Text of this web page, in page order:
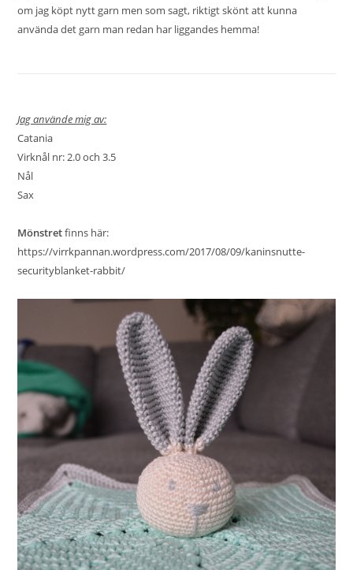
om jag köpt nytt garn men som sagt, riktigt skönt att kunna
använda det garn man redan har liggandes hemma!
Jag använde mig av:
Catania
Virknål nr: 2.0 och 3.5
Nål
Sax
Mönstretfinns här:
https://virrkpannan.wordpress.com/2017/08/09/kaninsnutte-
securityblanket-rabbit/